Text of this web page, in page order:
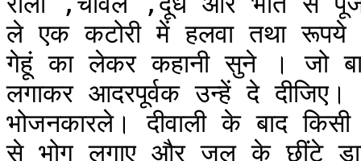
ले एक कटोरी में हलवा तथा
गेहूं का लेकर कहानी सुने । जो
लगाकर आदरपूर्वक उन्हें दे
भोजनकारले। दीवाली के बाद
से भोग लगाए और जल के छींटे